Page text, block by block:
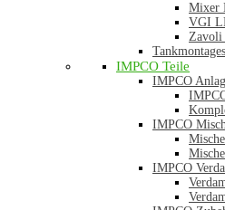
Mixer
VGI
Zavoli
IMPCO Teile
IMPCO
IMPCO
IMPCO